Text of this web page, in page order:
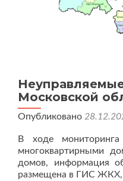
Московской
Опубликовано
В ходе
многоквартирными
домов, информация
размещена в ГИС ЖКХ,